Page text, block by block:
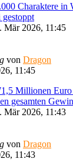
Charaktere in
Mär 2026, 11:45
von Dragon
11:45
Millionen
gesamten
Mär 2026, 11:43
von Dragon
11:43